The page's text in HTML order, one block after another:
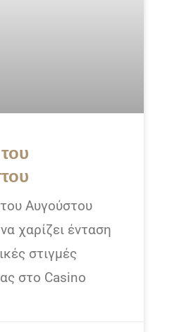
Αυγούστου
χαρίζει ένταση
στιγμές
στο Casino